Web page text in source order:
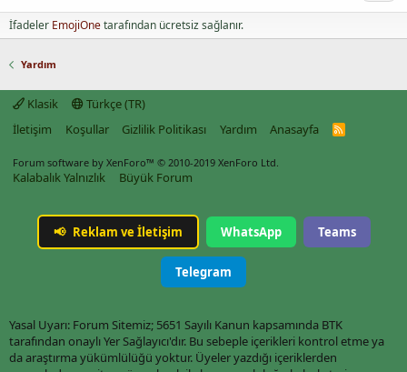
İfadeler EmojiOnetarafından ücretsiz sağlanır.
Yardım
Klasik
Türkçe (TR)
İletişim
Koşullar Gizlilik Politikası Yardım Anasayfa
R
Forum software by XenForo™ © 2010-2019 XenForo Ltd.
Kalabalık Yalnızlık Büyük Forum
📢 Reklam ve İletişim WhatsApp Teams
Telegram
Yasal Uyarı: Forum Sitemiz; 5651 Sayılı Kanun kapsamında BTK
tarafından onaylı Yer Sağlayıcı'dır. Bu sebeple içerikleri kontrol etme ya
da araştırma yükümlülüğü yoktur. Üyeler yazdığı içeriklerden